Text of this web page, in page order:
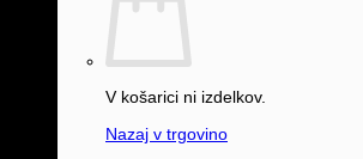
V košarici ni izdelkov.
Nazaj v trgovino